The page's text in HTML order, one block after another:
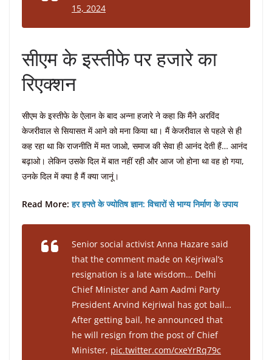
15, 2024
सीएम के इस्तीफे पर हजारे का
रिएक्शन
सीएम के इस्तीफे के ऐलान के बाद अन्ना हजारे ने कहा कि मैंने अरविंद
केजरीवाल से सियासत में आने को मना किया था। मैं केजरीवाल से पहले से ही
कह रहा था कि राजनीति में मत जाओ, समाज की सेवा ही आनंद देती हैं… आनंद
बढ़ाओ। लेकिन उसके दिल में बात नहीं रही और आज जो होना था वह हो गया,
उनके दिल में क्या है मैं क्या जानूं।
Read More:हर हफ्ते के ज्योतिष ज्ञान: विचारों से भाग्य निर्माण के उपाय
Senior social activist Anna Hazare said
that the comment made on Kejriwal’s
resignation is a late wisdom… Delhi
Chief Minister and Aam Aadmi Party
President Arvind Kejriwal has got bail…
After getting bail, he announced that
he will resign from the post of Chief
Minister, pic.twitter.com/cxeYrRq79c